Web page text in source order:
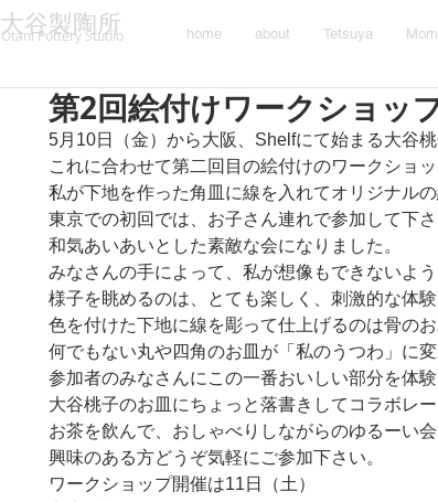
大谷製陶所
Otani Pottery Studio home about Tetsuya
第2回絵付けワークショッ
5月10日（金）から大阪、Shelfにて始まる大谷桃
これに合わせて第二回目の絵付けのワークショッ
私が下地を作った角皿に線を入れてオリジナル
東京での初回では、お子さん連れで参加して下さ
和気あいあいとした素敵な会になりました。
みなさんの手によって、私が想像もできないよ
様子を眺めるのは、とても楽しく、刺激的な体験
色を付けた下地に線を彫って仕上げるのは骨のお
何でもない丸や四角のお皿が「私のうつわ」に
参加者のみなさんにこの一番おいしい部分を体験
大谷桃子のお皿にちょっと落書きしてコラボレ
お茶を飲んで、おしゃべりしながらのゆるーい会
興味のある方どうぞ気軽にご参加下さい。
ワークショップ開催は11日（土）